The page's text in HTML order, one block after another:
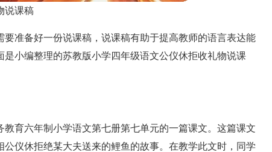
说课稿
准备好一份说课稿，说课稿有助于提高教师的语言表达能
小编整理的苏教版小学四年级语文公仪休拒收礼物说课
教育六年制小学语文第七册第七单元的一篇课文。这篇课文
仪休拒绝某大夫送来的鲤鱼的故事。在教学此文时，同学